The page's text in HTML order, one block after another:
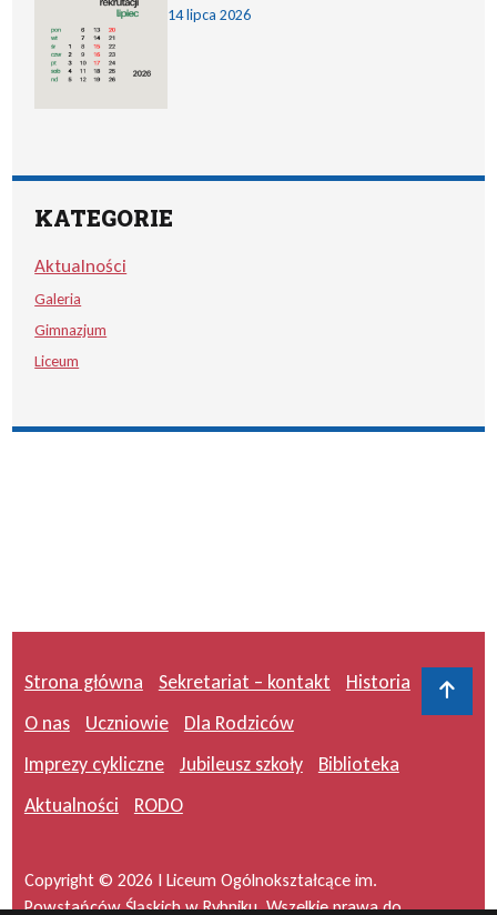
14 lipca 2026
KATEGORIE
Aktualności
Galeria
Gimnazjum
Liceum
Strona główna Sekretariat – kontakt
Historia
O nas
Uczniowie
Dla Rodziców
Imprezy cykliczne
Jubileusz szkoły
Biblioteka
Aktualności
RODO
Copyright © 2026 I Liceum Ogólnokształcące im.
Powstańców Śląskich w Rybniku. Wszelkie prawa do
Do